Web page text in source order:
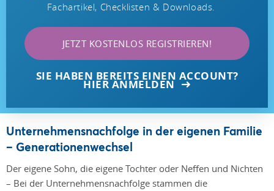
Fachartikel, Checklisten & Downloads.
JETZT KOSTENLOS REGISTRIEREN!
SIE HABEN BEREITS EINEN ACCOUNT?
HIER ANMELDEN
Unternehmensnachfolge in der eigenen Familie
– Generationenwechsel
Der eigene Sohn, die eigene Tochter oder Neffen und Nichten
– Bei der Unternehmensnachfolge stammen die